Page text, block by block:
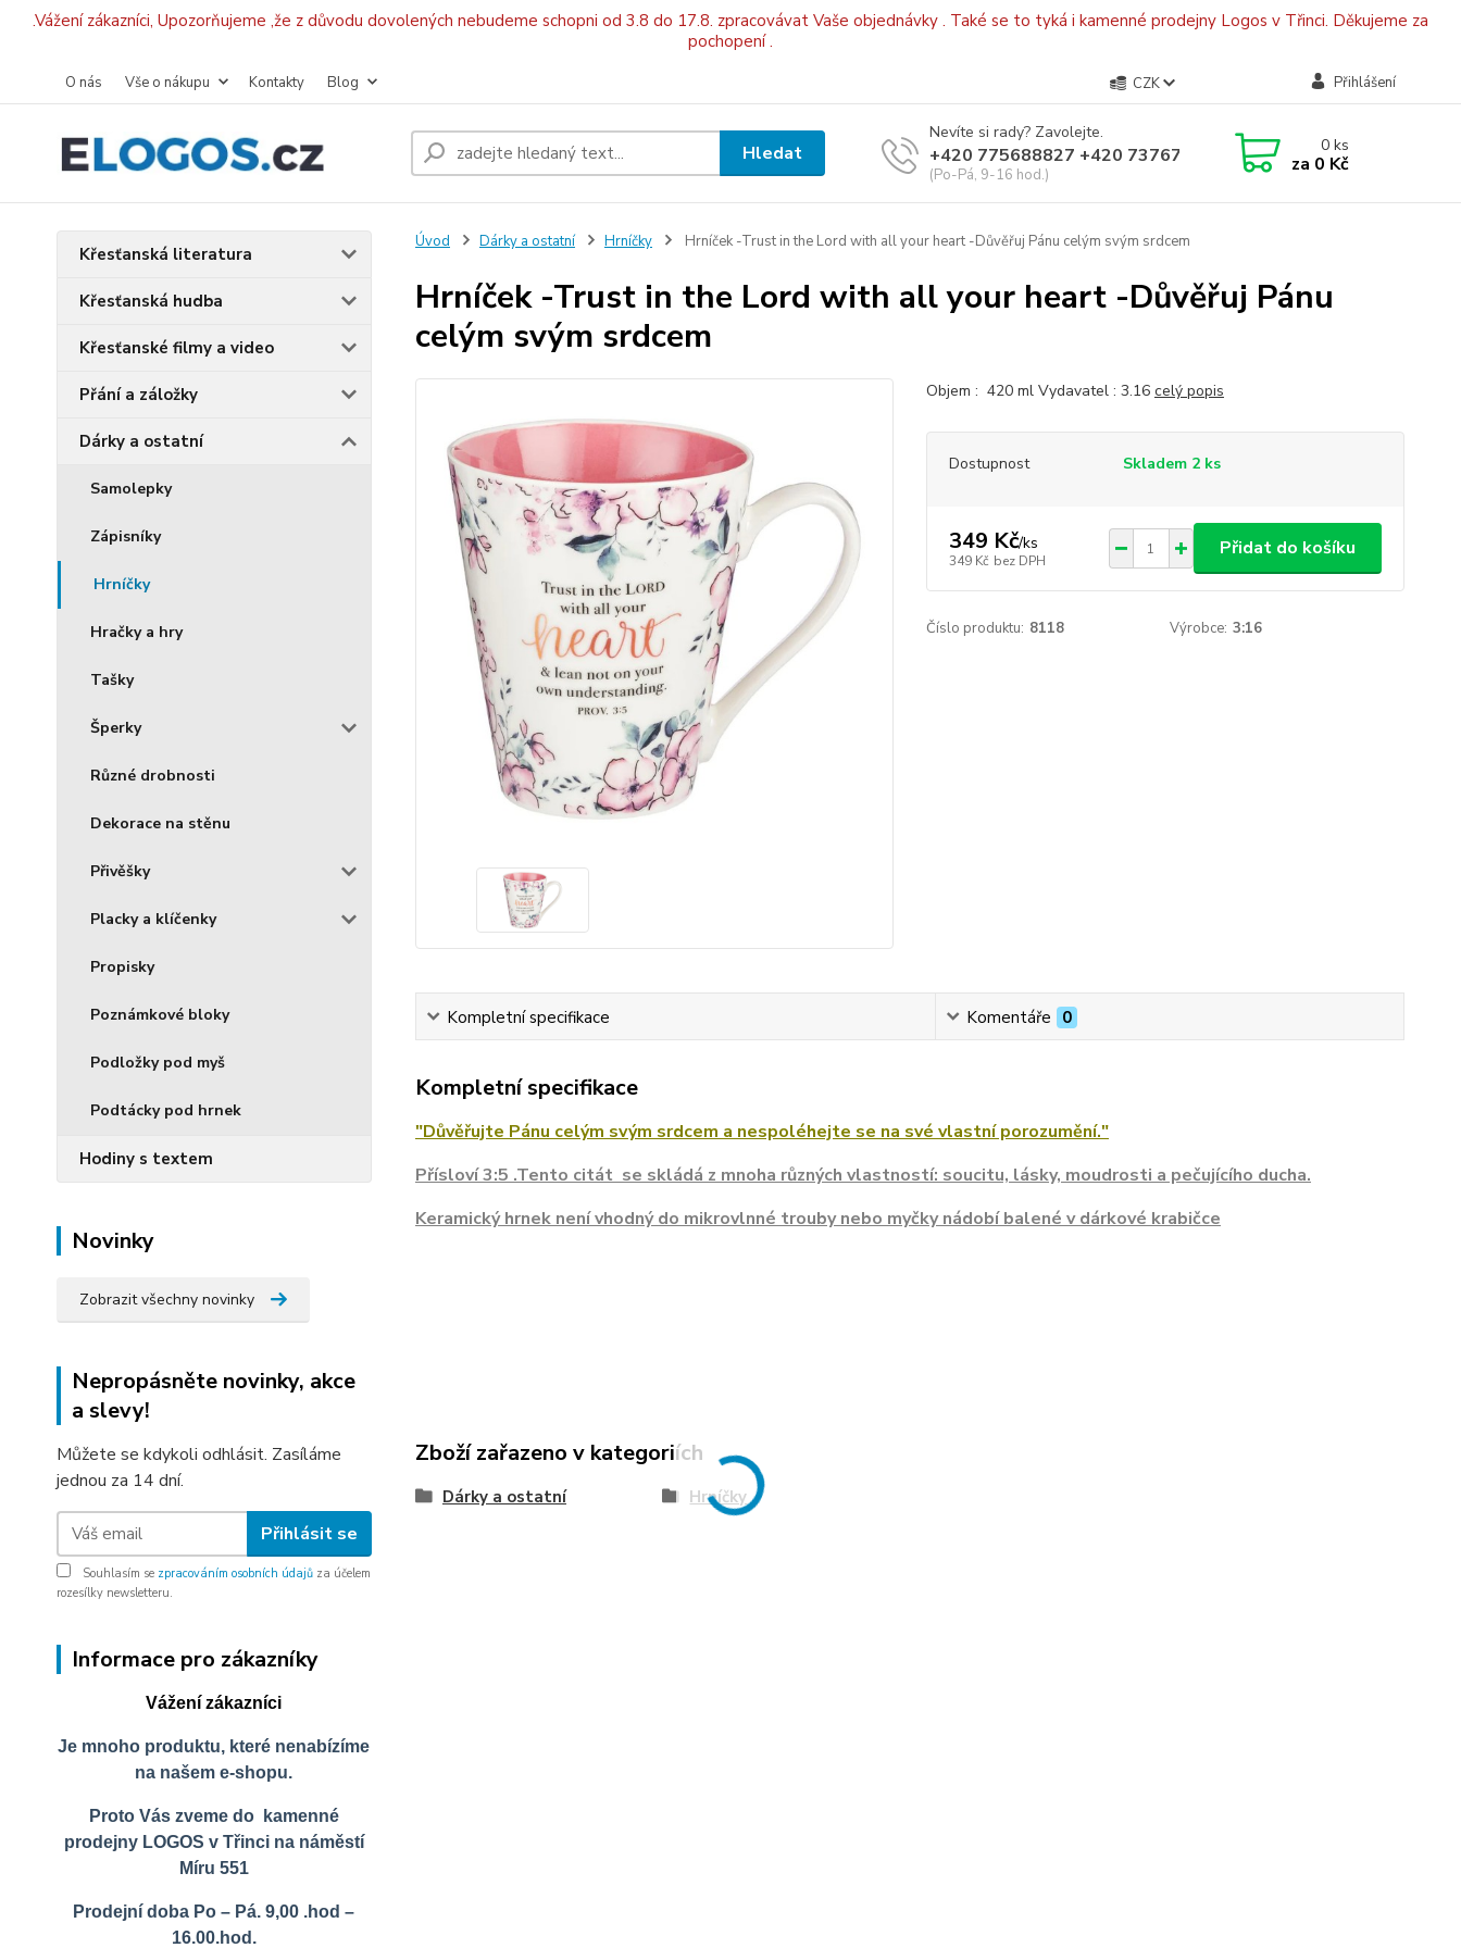
.Vážení zákazníci, Upozorňujeme ,že z důvodu dovolených nebudeme schopni od 3.8 do 17.8. zpracovávat Vaše objednávky . Také se to tyká i kamenné prodejny Logos v Třinci. Děkujeme za
pochopení .
O nás Vše o nákupu Kontakty Blog CZK Přihlášení
Hledat
Nevíte si rady? Zavolejte.
+420 775688827 +420 737670415
(Po-Pá, 9-16 hod.)
0ks
za 0 Kč
Křesťanská literatura
Křesťanská hudba
Křesťanské filmy a video
Přání a záložky
Dárky a ostatní
Samolepky
Zápisníky
Hrníčky
Hračky a hry
Tašky
Šperky
Různé drobnosti
Dekorace na stěnu
Přivěšky
Placky a klíčenky
Propisky
Poznámkové bloky
Podložky pod myš
Podtácky pod hrnek
Hodiny s textem
Novinky
Zobrazit všechny novinky
Nepropásněte novinky, akce
a slevy!
Můžete se kdykoli odhlásit. Zasíláme
jednou za 14 dní.
Přihlásit se
Souhlasím se zpracováním osobních údajů za účelem
rozesílky newsletteru.
Informace pro zákazníky
Vážení zákazníci
Je mnoho produktu, které nenabízíme
na našem e-shopu.
Proto Vás zveme do kamenné
prodejny LOGOS v Třinci na náměstí
Míru 551
Prodejní doba Po – Pá. 9,00 .hod –
16.00.hod.
Úvod Dárky a ostatní Hrníčky Hrníček -Trust in the Lord with all your heart -Důvěřuj Pánu celým svým srdcem
Hrníček -Trust in the Lord with all your heart -Důvěřuj Pánu
celým svým srdcem
Objem : 420 ml Vydavatel : 3.16 celý popis
Dostupnost Skladem 2 ks
349 Kč/ks
349 Kč bez DPH
Přidat do košíku
Číslo produktu: 8118 Výrobce: 3:16
Kompletní specifikace Komentáře 0
Kompletní specifikace
"Důvěřujte Pánu celým svým srdcem a nespoléhejte se na své vlastní porozumění."
Přísloví 3:5 .Tento citát se skládá z mnoha různých vlastností: soucitu, lásky, moudrosti a pečujícího ducha.
Keramický hrnek není vhodný do mikrovlnné trouby nebo myčky nádobí balené v dárkové krabičce
Zboží zařazeno v kategoriích
Dárky a ostatní Hrníčky